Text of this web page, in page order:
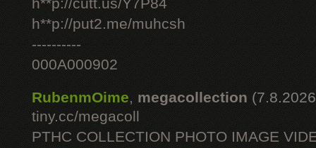
h**p://cutt.us/Y7P84
h**p://put2.me/muhcsh
----------
000A000902
RubenmOime, megacollection
tiny.cc/megacoll
PTHC COLLECTION PHOTO IMAGE